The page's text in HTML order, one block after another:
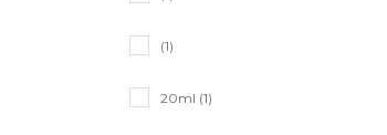
(1)
20ml (1)